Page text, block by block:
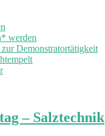
werden
Demonstratortätigkeit
– Salztechnik